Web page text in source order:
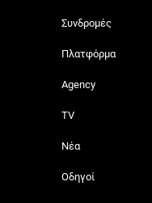
Συνδρομές
Πλατφόρμα
Agency
TV
Νέα
Οδηγοί